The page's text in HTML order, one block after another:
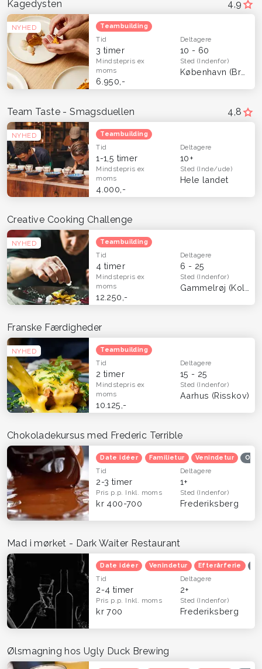
4,9
NYHED
Kagedysten
Teambuilding
Tid
3 timer
Deltagere
10 - 60
Mindstepris ex
moms
6.950,-
Sted(Indenfor)
4,8
NYHED
Team Taste - Smagsduellen
Teambuilding
Tid
1-1,5 timer
Deltagere
10+
Mindstepris ex
moms
4.000,-
Sted(Inde/ude)
Hele landet
NYHED
Creative Cooking Challenge
Teambuilding
Tid
4 timer
Deltagere
6 - 25
Mindstepris ex
moms
12.250,-
Sted(Indenfor)
NYHED
Franske Færdigheder
Teambuilding
Tid
2 timer
Deltagere
15 - 25
Mindstepris ex
moms
10.125,-
Sted(Indenfor)
Aarhus (Risskov)
Chokoladekursus med Frederic Terrible
Date idéer Familietur Venindetur
Tid
2-3 timer
Deltagere
1+
Pris p.p. Inkl. moms
kr 400-700
Sted(Indenfor)
Frederiksberg
Mad i mørket - Dark Waiter Restaurant
Date idéer Venindetur Efterårferie
Tid
2-4 timer
Deltagere
2+
Pris p.p. Inkl. moms
kr 700
Sted(Indenfor)
Frederiksberg
Ølsmagning hos Ugly Duck Brewing